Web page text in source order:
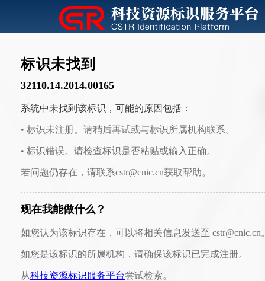
标识未找到
32110.14.2014.00165
系统中未找到该标识，可能的原因包括：
• 标识未注册。请稍后再试或与标识所属机构联系。
• 标识错误。请检查标识是否粘贴或输入正确。
若问题仍存在，请联系cstr@cnic.cn获取帮助。
现在我能做什么？
如您认为该标识存在，可以将相关信息发送至 cstr@cnic.cn
如您是该标识的所属机构，请确保该标识已完成注册。
从科技资源标识服务平台尝试检索。